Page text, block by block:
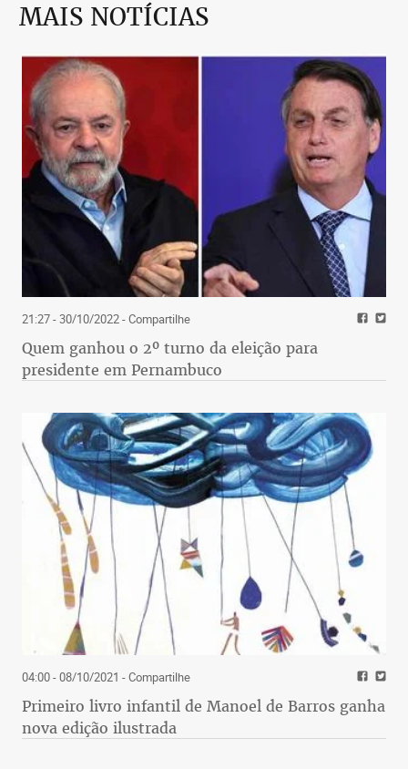
MAIS NOTÍCIAS
21:27 - 30/10/2022- Compartilhe
Quem ganhou o 2º turno da eleição para
presidente em Pernambuco
04:00 - 08/10/2021 - Compartilhe
Primeiro livro infantil de Manoel de Barros ganha
nova edição ilustrada